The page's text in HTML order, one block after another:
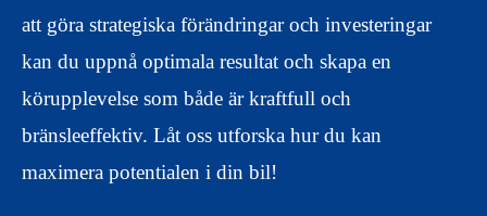
att göra strategiska förändringar och investeringar
kan du uppnå optimala resultat och skapa en
körupplevelse som både är kraftfull och
bränsleeffektiv. Låt oss utforska hur du kan
maximera potentialen i din bil!